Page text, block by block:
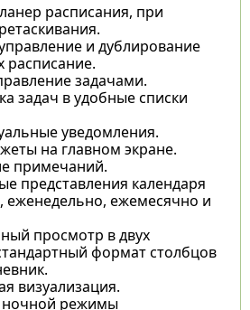
расписания, при
и дублирование
расписание.
задачами.
задач в удобные списки
уведомления.
на главном экране.
примечаний.
представления календаря
еженедельно, ежемесячно и
просмотр в двух
формат столбцов
визуализация.
режимы